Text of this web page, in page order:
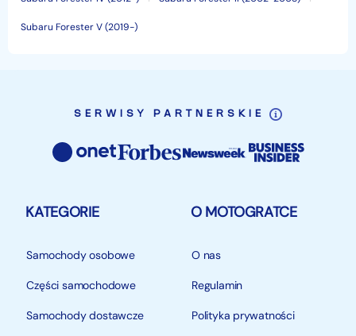
Subaru Forester V (2019-)
SERWISY PARTNERSKIE
KATEGORIE
Samochody osobowe
Części samochodowe
Samochody dostawcze
O MOTOGRATCE
O nas
Regulamin
Polityka prywatności